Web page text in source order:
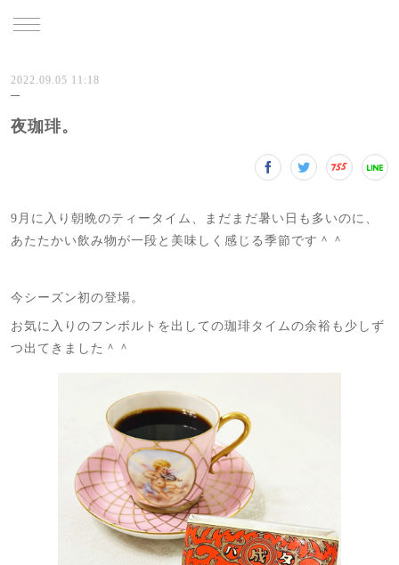
2022.09.05 11:18
夜珈琲。
9月に入り朝晩のティータイム、まだまだ暑い日も多いのに、
あたたかい飲み物が一段と美味しく感じる季節です＾＾
今シーズン初の登場。
お気に入りのフンボルトを出しての珈琲タイムの余裕も少しず
つ出てきました＾＾